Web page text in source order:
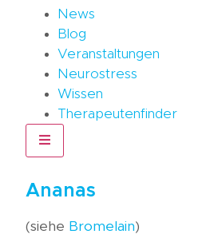
News
Blog
Veranstaltungen
Neurostress
Wissen
Therapeutenfinder
Hamburger Toggle Menu
Ananas
(siehe Bromelain)